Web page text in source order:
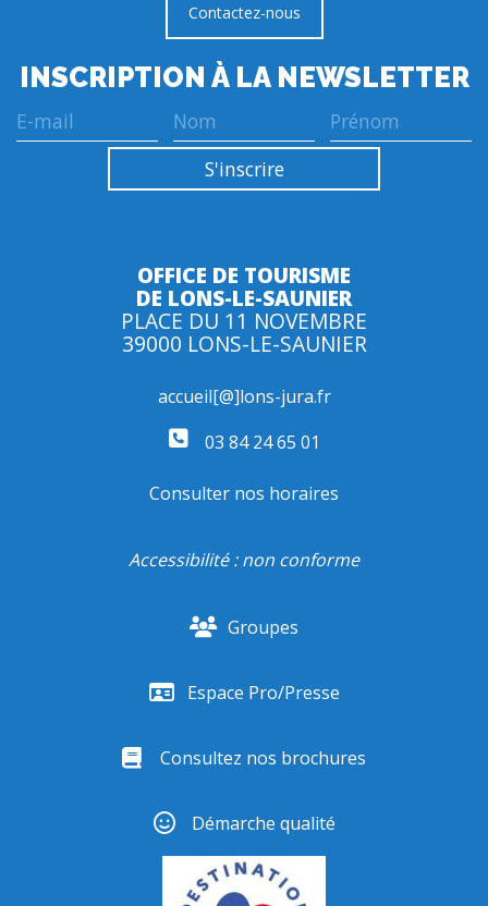
Contactez-nous
INSCRIPTION À LA NEWSLETTER
OFFICE DE TOURISME
DE LONS-LE-SAUNIER
PLACE DU 11 NOVEMBRE
39000 LONS-LE-SAUNIER
accueil[@]lons-jura.fr
03 84 24 65 01
Consulter nos horaires
Accessibilité : non conforme
Groupes
Espace Pro/Presse
Consultez nos brochures
Démarche qualité